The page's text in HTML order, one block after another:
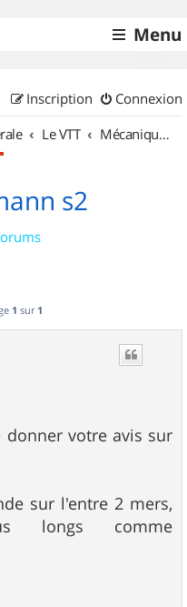
Menu
Connexion
Inscription
Le VTT Mécanique et Entretiens
s2
1 sur 1
votre avis sur
sur l'entre 2 mers,
longs comme